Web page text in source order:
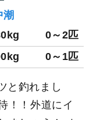
潮
0～2匹
0～1匹
と釣れまし
！！外道にイ